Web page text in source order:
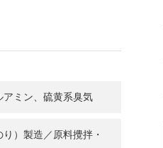
ミン、硫黄系臭気
）製造／原料攪拌・